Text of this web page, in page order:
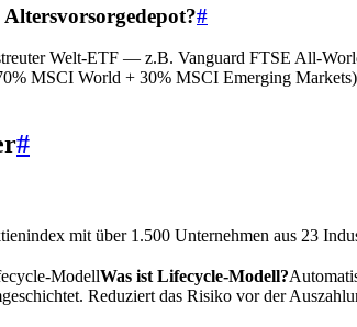
#
Welt-ETF — z.B. Vanguard FTSE All-
MSCI World + 30% MSCI Emerging
#
mit über 1.500 Unternehmen aus 23
ModellWas ist Lifecycle-Modell?
Reduziert das Risiko vor der